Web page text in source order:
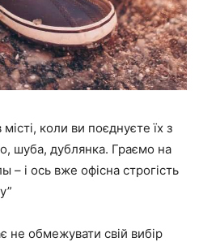
коли ви поєднуєте їх з
шуба, дублянка. Граємо на
– і ось вже офісна строгість
не обмежувати свій вибір